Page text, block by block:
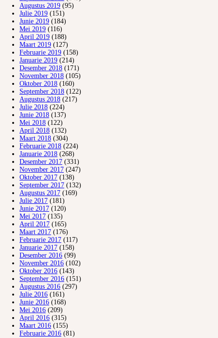
Augustus 2019 (95)
Julie 2019 (151)
Junie 2019 (184)
Mei 2019 (116)
April 2019 (188)
Maart 2019 (127)
Februarie 2019 (158)
Januarie 2019 (214)
Desember 2018 (171)
November 2018 (105)
Oktober 2018 (160)
September 2018 (122)
Augustus 2018 (217)
Julie 2018 (224)
Junie 2018 (137)
Mei 2018 (122)
April 2018 (132)
Maart 2018 (304)
Februarie 2018 (224)
Januarie 2018 (268)
Desember 2017 (331)
November 2017 (247)
Oktober 2017 (138)
September 2017 (132)
Augustus 2017 (169)
Julie 2017 (181)
Junie 2017 (120)
Mei 2017 (135)
April 2017 (165)
Maart 2017 (176)
Februarie 2017 (117)
Januarie 2017 (158)
Desember 2016 (99)
November 2016 (102)
Oktober 2016 (143)
September 2016 (151)
Augustus 2016 (297)
Julie 2016 (161)
Junie 2016 (168)
Mei 2016 (209)
April 2016 (315)
Maart 2016 (155)
Februarie 2016 (81)